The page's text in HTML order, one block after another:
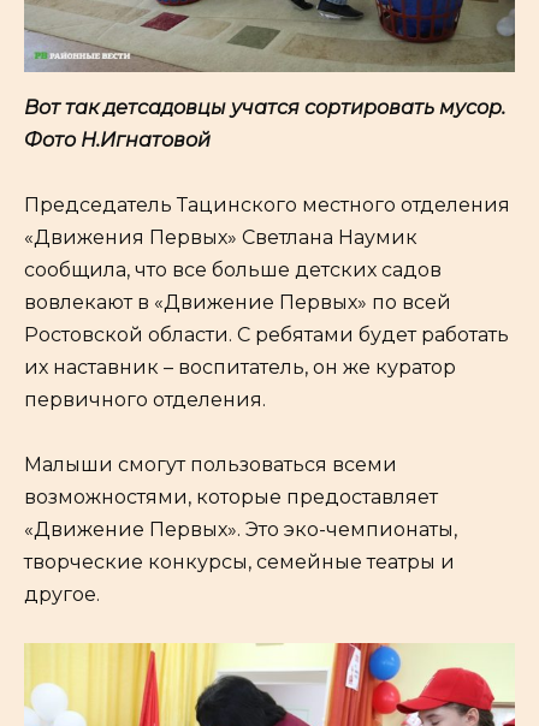
Вот так детсадовцы учатся сортировать мусор.
Фото Н.Игнатовой
Председатель Тацинского местного отделения
«Движения Первых» Светлана Наумик
сообщила, что все больше детских садов
вовлекают в «Движение Первых» по всей
Ростовской области. С ребятами будет работать
их наставник – воспитатель, он же куратор
первичного отделения.
Малыши смогут пользоваться всеми
возможностями, которые предоставляет
«Движение Первых». Это эко-чемпионаты,
творческие конкурсы, семейные театры и
другое.